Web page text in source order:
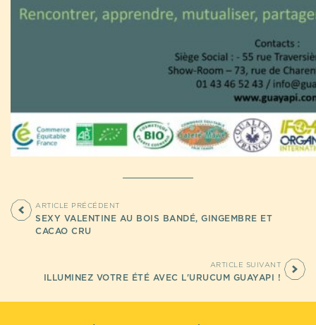
ARTICLE PRÉCÉDENT
SEXY VALENTINE AU BOIS BANDÉ, GINGEMBRE ET
CACAO CRU
ARTICLE SUIVANT
ILLUMINEZ VOTRE ÉTÉ AVEC L'URUCUM GUAYAPI !